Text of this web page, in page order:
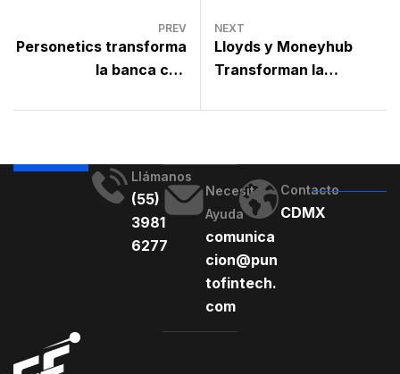
PREV
Personetics transforma
la banca con
cognitiva impulsada por
NEXT
Lloyds y Moneyhub
Transforman la
con Datos Enriquecidos
Llámanos
(55)
3981
6277
Necesito
Ayuda
comunica
cion@pun
tofintech.
com
Contacto
CDMX